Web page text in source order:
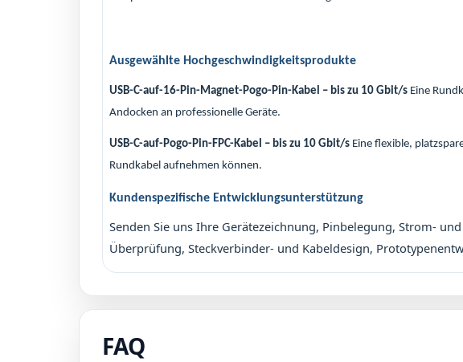
Ausgewählte Hochgeschwindigkeitsprodukte
USB-C-auf-16-Pin-Magnet-Pogo-Pin-Kabel – bis zu 10 Gbit/s Eine
Andocken an professionelle Geräte.
USB-C-auf-Pogo-Pin-FPC-Kabel – bis zu 10 Gbit/s Eine flexible,
Rundkabel aufnehmen können.
Kundenspezifische Entwicklungsunterstützung
Senden Sie uns Ihre Gerätezeichnung, Pinbelegung, Strom-
Überprüfung, Steckverbinder- und Kabeldesign,
FAQ